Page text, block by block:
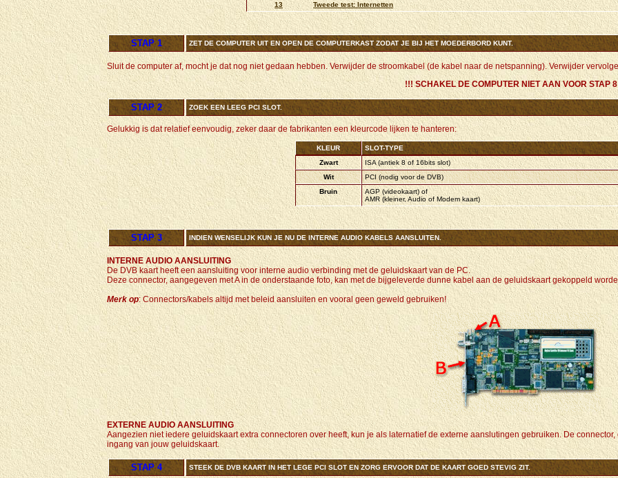
13
Tweede test: Internetten
STAP 1 ZET DE COMPUTER UIT EN OPEN DE COMPUTERKAST ZODAT JE BIJ HET MOEDERBORD KUNT.
Sluit de computer af, mocht je dat nog niet gedaan hebben. Verwijder de stroomkabel (de kabel naar de netspanning). Verwijder
!!! SCHAKEL DE COMPUTER NIET AAN VOOR STAP
STAP 2 ZOEK EEN LEEG PCI SLOT.
Gelukkig is dat relatief eenvoudig, zeker daar de fabrikanten een kleurcode lijken te hanteren:
KLEUR
SLOT-TYPE
Zwart
ISA (antiek 8 of 16bits slot)
Wit
PCI (nodig voor de DVB)
Bruin
AGP (videokaart) of
AMR (kleiner, Audio of Modem kaart)
STAP 3 INDIEN WENSELIJK KUN JE NU DE INTERNE AUDIO KABELS AANSLUITEN.
INTERNE AUDIO AANSLUITING
De DVB kaart heeft een aansluiting voor interne audio verbinding met de geluidskaart van de PC.
Deze connector, aangegeven met A in de onderstaande foto, kan met de bijgeleverde dunne kabel aan de geluidskaart gekoppeld
Merk op: Connectors/kabels altijd met beleid aansluiten en vooral geen geweld gebruiken!
EXTERNE AUDIO AANSLUITING
Aangezien niet iedere geluidskaart extra connectoren over heeft, kun je als laternatief de externe aanslutingen gebruiken. De
ingang van jouw geluidskaart.
STAP 4 STEEK DE DVB KAART IN HET LEGE PCI SLOT EN ZORG ERVOOR DAT DE KAART GOED STEVIG ZIT.